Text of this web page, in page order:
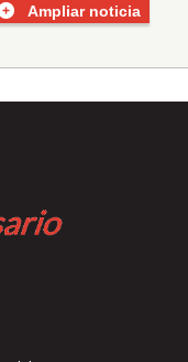
Ampliar noticia